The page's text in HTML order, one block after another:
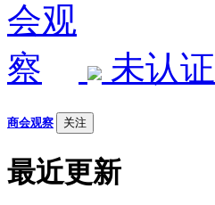
未认证
商会观察 关注
最近更新